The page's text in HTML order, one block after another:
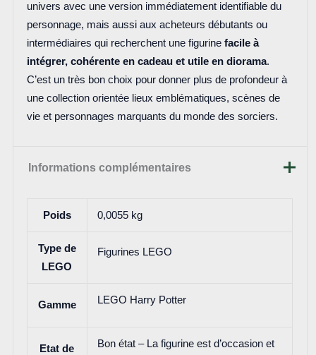
univers avec une version immédiatement identifiable du
personnage, mais aussi aux acheteurs débutants ou
intermédiaires qui recherchent une figurine facile à
intégrer, cohérente en cadeau et utile en diorama.
C’est un très bon choix pour donner plus de profondeur à
une collection orientée lieux emblématiques, scènes de
vie et personnages marquants du monde des sorciers.
Informations complémentaires
Poids 0,0055 kg
Type de
LEGO
Figurines LEGO
Gamme LEGO Harry Potter
Etat de
Bon état – La figurine est d’occasion et